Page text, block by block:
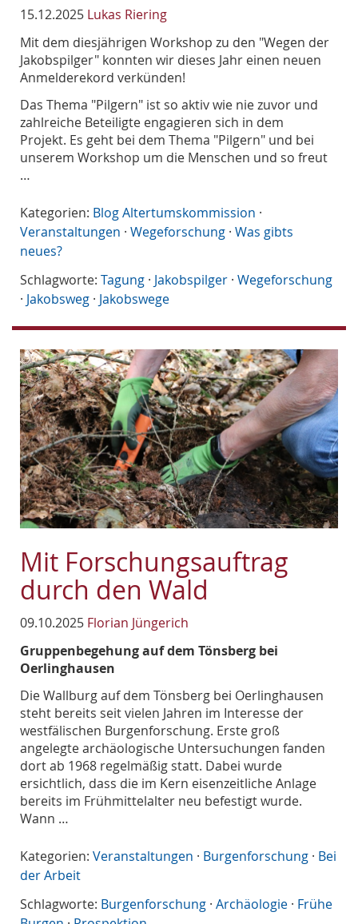
15.12.2025 Lukas Riering
Mit dem diesjährigen Workshop zu den "Wegen der
Jakobspilger" konnten wir dieses Jahr einen neuen
Anmelderekord verkünden!
Das Thema "Pilgern" ist so aktiv wie nie zuvor und
zahlreiche Beteiligte engagieren sich in dem
Projekt. Es geht bei dem Thema "Pilgern" und bei
unserem Workshop um die Menschen und so freut
…
Kategorien: Blog Altertumskommission ·
Veranstaltungen · Wegeforschung · Was gibts
neues?
Schlagworte: Tagung · Jakobspilger · Wegeforschung
· Jakobsweg · Jakobswege
Mit Forschungsauftrag
durch den Wald
09.10.2025 Florian Jüngerich
Gruppenbegehung auf dem Tönsberg bei
Oerlinghausen
Die Wallburg auf dem Tönsberg bei Oerlinghausen
steht bereits seit vielen Jahren im Interesse der
westfälischen Burgenforschung. Erste groß
angelegte archäologische Untersuchungen fanden
dort ab 1968 regelmäßig statt. Dabei wurde
ersichtlich, dass die im Kern eisenzeitliche Anlage
bereits im Frühmittelalter neu befestigt wurde.
Wann …
Kategorien: Veranstaltungen · Burgenforschung · Bei
der Arbeit
Schlagworte: Burgenforschung · Archäologie · Frühe